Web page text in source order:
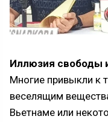
Иллюзия свободы
Многие привыкли к
веселящим
Вьетнаме или